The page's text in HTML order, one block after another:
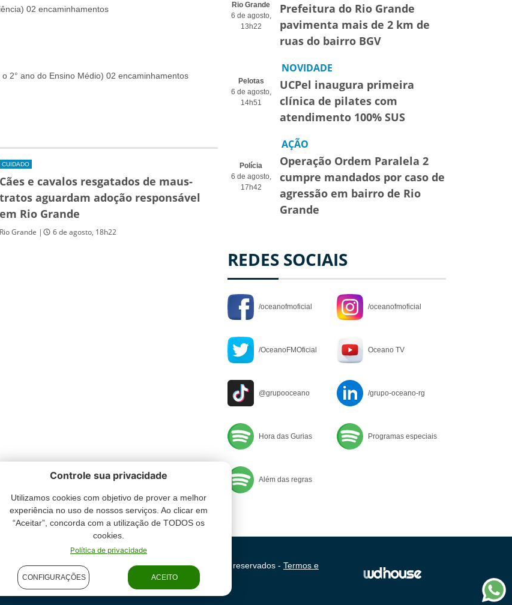
02 encaminhamentos
2° ano do Ensino Médio) 02 encaminhamentos
CUIDADO
Cães e cavalos resgatados de maus-
tratos aguardam adoção responsável
em Rio Grande
Rio Grande | 6 de agosto, 18h22
Rio Grande
6 de agosto,
13h22
Prefeitura do Rio Grande
pavimenta mais de 2 km de
ruas do bairro BGV
Pelotas
6 de agosto,
14h51
NOVIDADE
UCPel inaugura primeira
clínica de pilates com
atendimento 100% SUS
Polícia
6 de agosto,
17h42
AÇÃO
Operação Ordem Paralela 2
cumpre mandados por caso de
agressão em bairro de Rio
Grande
REDES SOCIAIS
/oceanofmoficial /oceanofmoficial
/OceanoFMOficial Oceano TV
@grupooceano /grupo-oceano-rg
Hora das Gurias Programas especiais
Além das regras
Grupo Oceano - Todos direitos reservados - Termos e
condições de uso
Controle sua privacidade
Utilizamos cookies com objetivo de prover a melhor
experiência no uso de nossos serviços. Ao clicar em
“Aceitar”, concorda com a utilização de TODOS os
cookies.
Política de privacidade
CONFIGURAÇÕES ACEITO